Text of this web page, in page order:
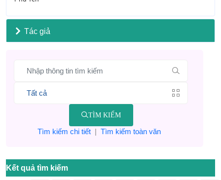
Tác giả
TÌM KIẾM
Tìm kiếm chi tiết| Tìm kiếm toàn văn
Kết quả tìm kiếm